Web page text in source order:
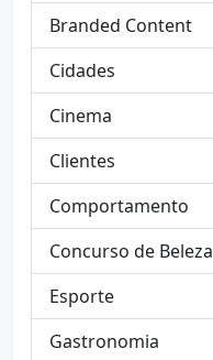
Branded Content
Cidades
Cinema
Clientes
Comportamento
Concurso de Beleza
Esporte
Gastronomia